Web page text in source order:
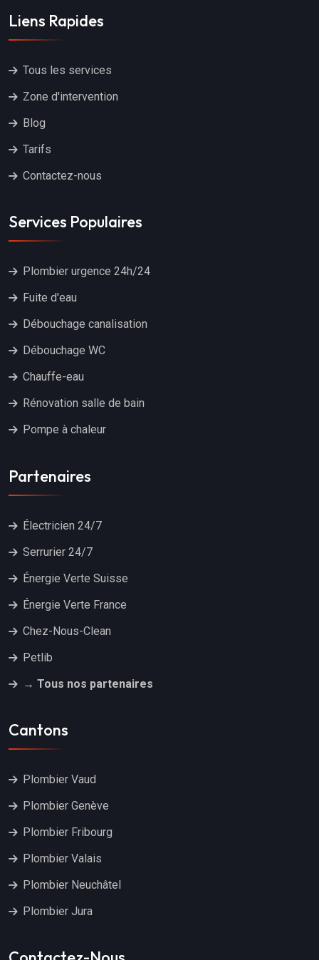
Liens Rapides
Tous les services
Zone d'intervention
Blog
Tarifs
Contactez-nous
Services Populaires
Plombier urgence 24h/24
Fuite d'eau
Débouchage canalisation
Débouchage WC
Chauffe-eau
Rénovation salle de bain
Pompe à chaleur
Partenaires
Électricien 24/7
Serrurier 24/7
Énergie Verte Suisse
Énergie Verte France
Chez-Nous-Clean
Petlib
→ Tous nos partenaires
Cantons
Plombier Vaud
Plombier Genève
Plombier Fribourg
Plombier Valais
Plombier Neuchâtel
Plombier Jura